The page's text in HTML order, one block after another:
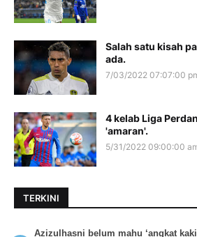
Salah satu kisah
ada.
7/03/2022 07:07:00
4 kelab Liga
'amaran'.
5/31/2022 09:00:00
TERKINI
Azizulhasni belum mahu ‘angkat